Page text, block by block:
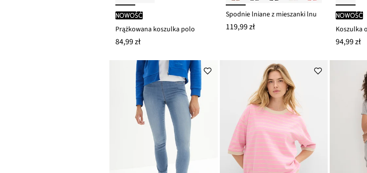
nowość
Prążkowana koszulka polo
84,99 zł
Spodnie lniane z mieszanki lnu
119,99 zł
nowość
94,99 zł